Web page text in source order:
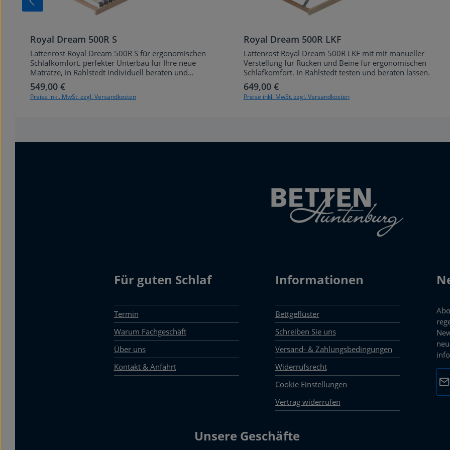
Royal Dream 500R S
Lattenrost Royal Dream 500R S für ergonomischen
Schlafkomfort. perfekter Unterbau für Ihre neue
Matratze, in Rahlstedt individuell beraten und
getestet.
Regulärer Preis:
549,00 €
Preise inkl. MwSt. zzgl. Versandkosten
Royal Dream 500R LKF
Lattenrost Royal Dream 500R LKF mit mit manueller
Verstellung für Rücken und Beine für ergonomischen
Schlafkomfort. In Rahlstedt testen und beraten lassen.
Regulärer Preis:
649,00 €
Preise inkl. MwSt. zzgl. Versandkosten
Für guten Schlaf
Termin
Warum Fachgeschäft
Über uns
Kontakt & Anfahrt
Informationen
Bettgeflüster
Schreiben Sie uns
Versand- & Zahlungsbedingungen
Widerrufsrecht
Cookie Einstellungen
Vertrag widerrufen
Unsere Geschäfte